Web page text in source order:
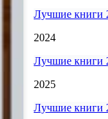
Лучшие книги
2024
Лучшие книги
2025
Лучшие книги